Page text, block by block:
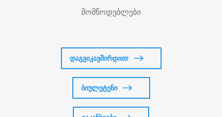
მომწოდებლები
დაგვიკავშირდით!
ბიულეტენი